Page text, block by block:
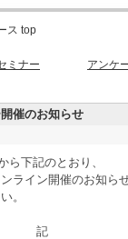
ス top
ミナー
アンケ
催のお知らせ
ら下記のとおり、
ライン開催のお知ら
。